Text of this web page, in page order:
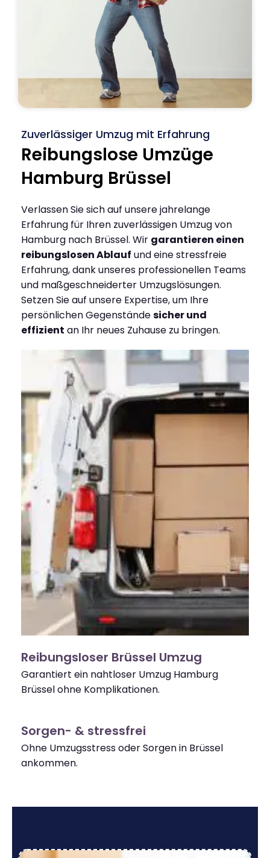
Zuverlässiger Umzug mit Erfahrung
Reibungslose Umzüge
Hamburg Brüssel
Verlassen Sie sich auf unsere jahrelange
Erfahrung für Ihren zuverlässigen Umzug von
Hamburg nach Brüssel. Wir garantieren einen
reibungslosen Ablauf und eine stressfreie
Erfahrung, dank unseres professionellen Teams
und maßgeschneiderter Umzugslösungen.
Setzen Sie auf unsere Expertise, um Ihre
persönlichen Gegenständesicher und
effizient an Ihr neues Zuhause zu bringen.
Reibungsloser Brüssel Umzug
Garantiert ein nahtloser Umzug Hamburg
Brüssel ohne Komplikationen.
Sorgen- & stressfrei
Ohne Umzugsstress oder Sorgen in Brüssel
ankommen.